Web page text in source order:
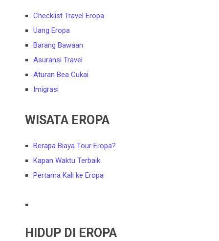
Checklist Travel Eropa
Uang Eropa
Barang Bawaan
Asuransi Travel
Aturan Bea Cukai
Imigrasi
WISATA EROPA
Berapa Biaya Tour Eropa?
Kapan Waktu Terbaik
Pertama Kali ke Eropa
HIDUP DI EROPA